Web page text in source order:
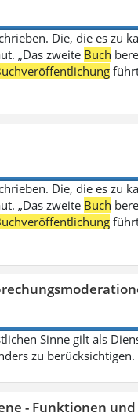
Die, die es zu
„Das zweite Buch
Die, die es zu
„Das zweite Buch
Sinne gilt als
zu berücksichtigen.
- Funktionen